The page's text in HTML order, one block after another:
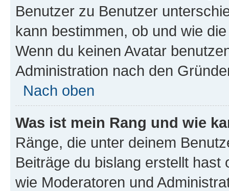
Benutzer zu Benutzer
kann bestimmen, ob und wie
Wenn du keinen Avatar
Administration nach den
Nach oben
Was ist mein Rang und wie
Ränge, die unter deinem
Beiträge du bislang erstellt
wie Moderatoren und